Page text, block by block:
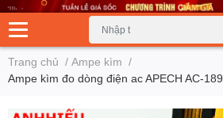
Trang chủ / Ampe kìm /
Ampe kìm đo dòng điện ac APECH AC-189